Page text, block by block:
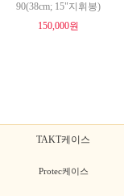
90(38cm; 15"지휘봉)
150,000원
TAKT케이스
Protec케이스